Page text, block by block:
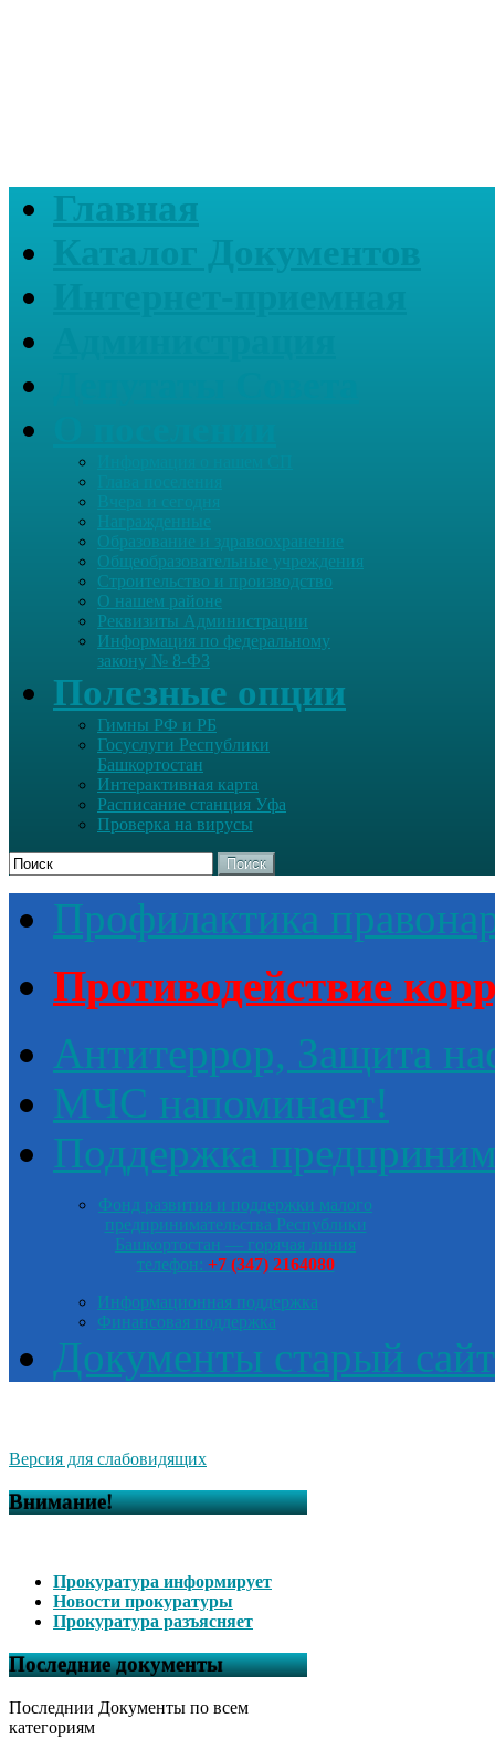
Главная
Награжденные
Образование и здравоохранение
Общеобразовательные учреждения
Строительство и производство
О нашем районе
Реквизиты Администрации
Информация по федеральному
закону № 8-ФЗ
Полезные опции
Гимны РФ и РБ
Госуслуги Республики
Башкортостан
Интерактивная карта
Расписание станция Уфа
Проверка на вирусы
Поиск
Профилактика
Противодействие
Антитеррор, Защита
МЧС напоминает!
Поддержка
Фонд развития и поддержки малого
предпринимательства Республики
Башкортостан — горячая линия
телефон: +7 (347) 2164080
Информационная поддержка
Финансовая поддержка
Документы старый сайт
Версия для слабовидящих
Внимание!
Прокуратура информирует
Новости прокуратуры
Прокуратура разъясняет
Последние документы
Последнии Документы по всем
категориям